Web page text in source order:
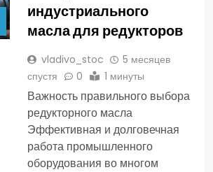
индустриального
масла для редукторов
vladivo_stoc
5 месяцев
спустя
0 1 минуты
Важность правильного выбора
редукторного масла
Эффективная и долговечная
работа промышленного
оборудования во многом